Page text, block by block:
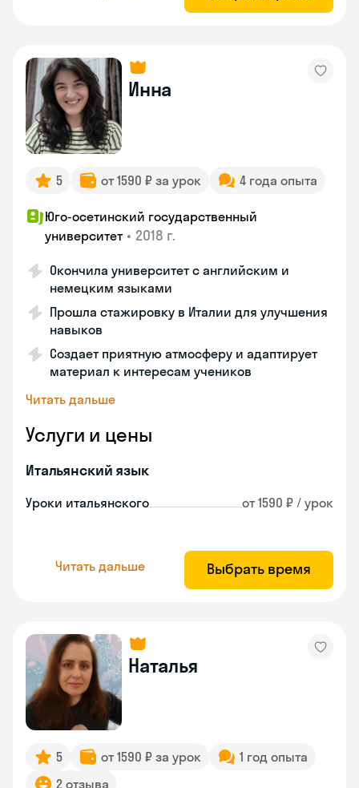
Инна
5 от 1590 ₽ за урок 4 года опыта
Юго-осетинский государственный
университет • 2018 г.
Окончила университет с английским и
немецким языками
Прошла стажировку в Италии для улучшения
навыков
Создает приятную атмосферу и адаптирует
материал к интересам учеников
Читать дальше
Услуги и цены
Итальянский язык
Уроки итальянского от 1590 ₽ / урок
Читать дальше Выбрать время
Наталья
5 от 1590 ₽ за урок
1 год опыта
2 отзыва